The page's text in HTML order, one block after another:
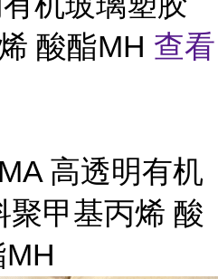
酸酯MH 查看
高透明有机
聚甲基丙烯 酸
MH